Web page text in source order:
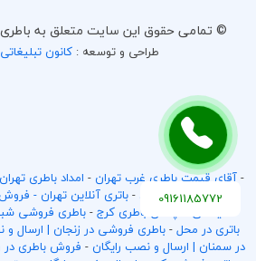
© تمامی حقوق این سایت متعلق به
طراحی و توسعه :کانون
09161185772
-آقای قیمت باطری غرب تهران - امداد باطری
باتری در غرب تهران
-باتری آنلاین تهران -
نمایندگی سپاهان باطری کرج-باطری فروشی
باتری در محل -باطری فروشی در زنجان | ارسال و
در سمنان | ارسال و نصب رایگان - فروش باطری